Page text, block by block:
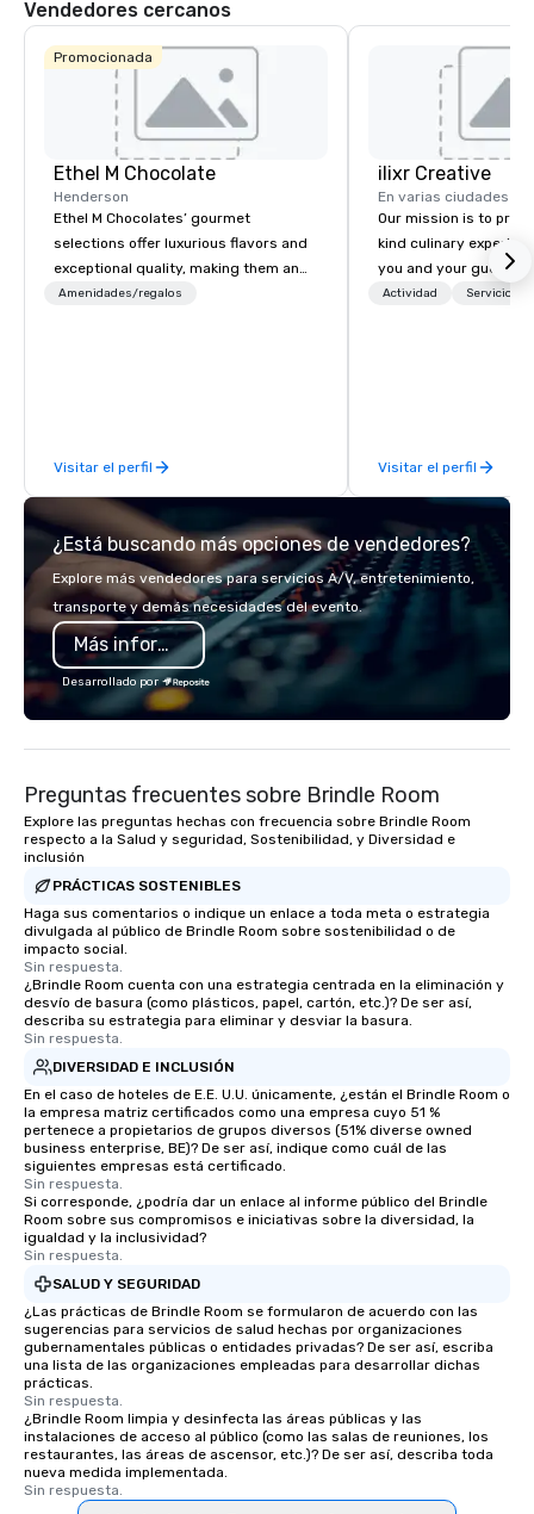
Vendedores cercanos
Promocionada
Ethel M Chocolate
Henderson
Ethel M Chocolates’ gourmet
selections offer luxurious flavors and
exceptional quality, making them an
ideal choice for special occasions,
celebrating a milestone, a premium
chocolate box from Ethel M
Chocolates leaves a lasting
impression. We also provide custom
sleeves for our chocolates, allowing
you to create a truly unique gift for
any event. Enjoy our white glove
service and an elevated chocolate
experience that sets your gift apart.
Amenidades/regalos
Visitar el perfil
ilixr Creative
En varias ciudades
Our mission is to
kind culinary
you and your guests
memories and
catering industry.
Actividad Servicios
Visitar el perfil
¿Está buscando más opciones de vendedores?
Explore más vendedores para servicios A/V, entretenimiento,
transporte y demás necesidades del evento.
Más información
Desarrollado por
Preguntas frecuentes sobre Brindle Room
Explore las preguntas hechas con frecuencia sobre Brindle Room
respecto a la Salud y seguridad, Sostenibilidad, y Diversidad e
inclusión
PRÁCTICAS SOSTENIBLES
Haga sus comentarios o indique un enlace a toda meta o estrategia
divulgada al público de Brindle Room sobre sostenibilidad o de
impacto social.
Sin respuesta.
¿Brindle Room cuenta con una estrategia centrada en la eliminación y
desvío de basura (como plásticos, papel, cartón, etc.)? De ser así,
describa su estrategia para eliminar y desviar la basura.
Sin respuesta.
DIVERSIDAD E INCLUSIÓN
En el caso de hoteles de E.E. U.U. únicamente, ¿están el Brindle Room o
la empresa matriz certificados como una empresa cuyo 51 %
pertenece a propietarios de grupos diversos (51% diverse owned
business enterprise, BE)? De ser así, indique como cuál de las
siguientes empresas está certificado.
Sin respuesta.
Si corresponde, ¿podría dar un enlace al informe público del Brindle
Room sobre sus compromisos e iniciativas sobre la diversidad, la
igualdad y la inclusividad?
Sin respuesta.
SALUD Y SEGURIDAD
¿Las prácticas de Brindle Room se formularon de acuerdo con las
sugerencias para servicios de salud hechas por organizaciones
gubernamentales públicas o entidades privadas? De ser así, escriba
una lista de las organizaciones empleadas para desarrollar dichas
prácticas.
Sin respuesta.
¿Brindle Room limpia y desinfecta las áreas públicas y las
instalaciones de acceso al público (como las salas de reuniones, los
restaurantes, las áreas de ascensor, etc.)? De ser así, describa toda
nueva medida implementada.
Sin respuesta.